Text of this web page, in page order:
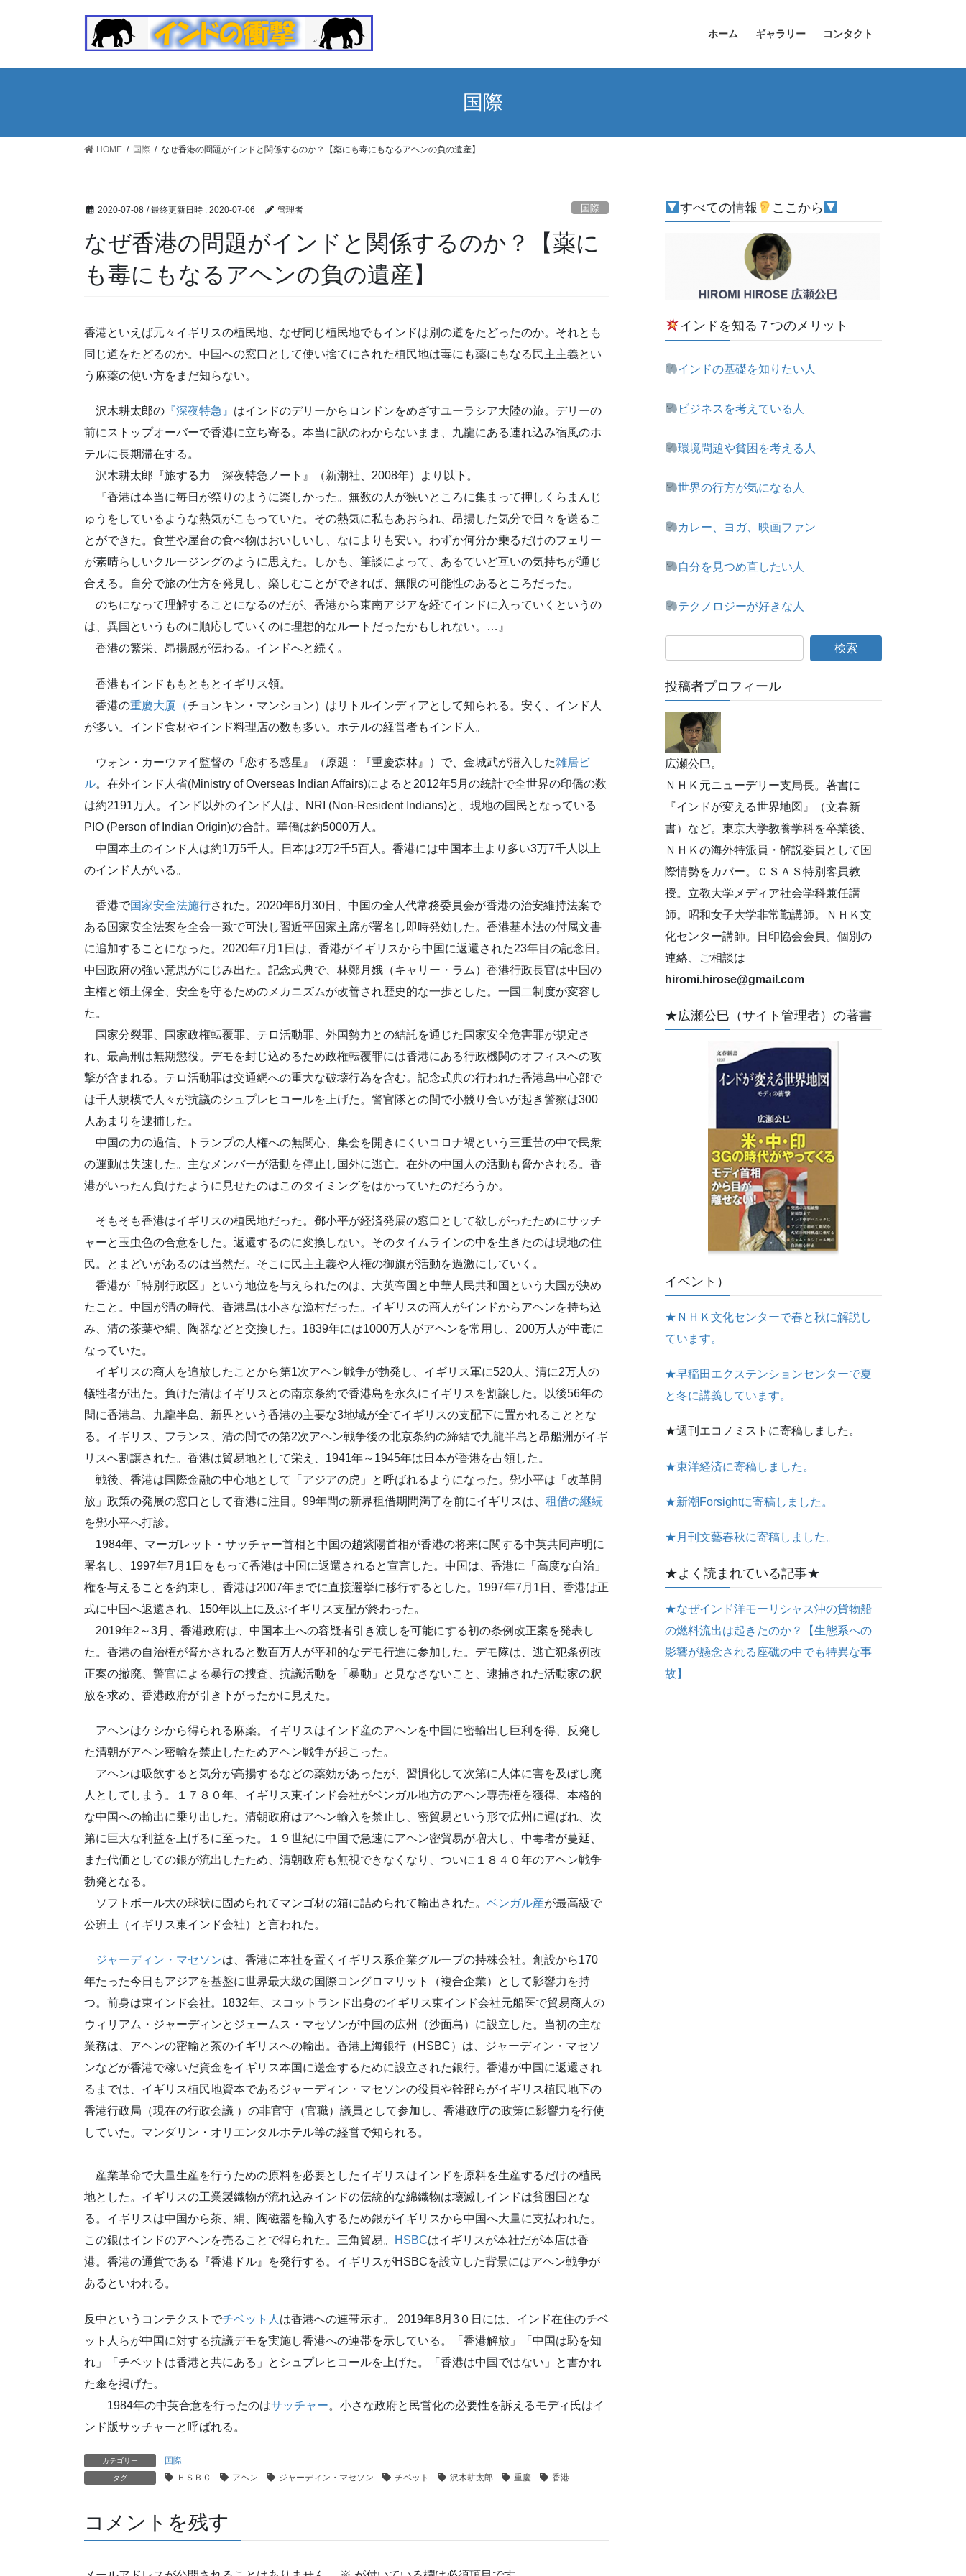
ホーム ギャラリー コンタクト
国際
HOME 国際 なぜ香港の問題がインドと関係するのか？【薬にも毒にもなるアヘンの負の遺産】
2020-07-08 / 最終更新日時 : 2020-07-06 管理者 国際
なぜ香港の問題がインドと関係するのか？【薬に
も毒にもなるアヘンの負の遺産】
香港といえば元々イギリスの植民地、なぜ同じ植民地でもインドは別の道をたどったのか。それとも
同じ道をたどるのか。中国への窓口として使い捨てにされた植民地は毒にも薬にもなる民主主義とい
う麻薬の使い方をまだ知らない。
沢木耕太郎の 『深夜特急』 はインドのデリーからロンドンをめざすユーラシア大陸の旅。デリーの
前にストップオーバーで香港に立ち寄る。本当に訳のわからないまま、九龍にある連れ込み宿風のホ
テルに長期滞在する。
沢木耕太郎『旅する力 深夜特急ノート』（新潮社、2008年）より以下。
『香港は本当に毎日が祭りのように楽しかった。無数の人が狭いところに集まって押しくらまんじ
ゅうをしているような熱気がこもっていた。その熱気に私もあおられ、昂揚した気分で日々を送るこ
とができた。食堂や屋台の食べ物はおいしいし、なによりも安い。わずか何分か乗るだけのフェリー
が素晴らしいクルージングのように思えた。しかも、筆談によって、あるていど互いの気持ちが通じ
合える。自分で旅の仕方を発見し、楽しむことができれば、無限の可能性のあるところだった。
のちになって理解することになるのだが、香港から東南アジアを経てインドに入っていくというの
は、異国というものに順応していくのに理想的なルートだったかもしれない。…』
香港の繁栄、昂揚感が伝わる。インドへと続く。
香港もインドももともとイギリス領。
香港の重慶大厦（チョンキン・マンション）はリトルインディアとして知られる。安く、インド人
が多い。インド食材やインド料理店の数も多い。ホテルの経営者もインド人。
ウォン・カーウァイ監督の『恋する惑星』（原題：『重慶森林』）で、金城武が潜入した雑居ビ
ル。在外インド人省(Ministry of Overseas Indian Affairs)によると2012年5月の統計で全世界の印僑の数
は約2191万人。インド以外のインド人は、NRI (Non-Resident Indians)と、現地の国民となっている
PIO (Person of Indian Origin)の合計。華僑は約5000万人。
中国本土のインド人は約1万5千人。日本は2万2千5百人。香港には中国本土より多い3万7千人以上
のインド人がいる。
香港で国家安全法施行された。2020年6月30日、中国の全人代常務委員会が香港の治安維持法案で
ある国家安全法案を全会一致で可決し習近平国家主席が署名し即時発効した。香港基本法の付属文書
に追加することになった。2020年7月1日は、香港がイギリスから中国に返還された23年目の記念日。
中国政府の強い意思がにじみ出た。記念式典で、林鄭月娥（キャリー・ラム）香港行政長官は中国の
主権と領土保全、安全を守るためのメカニズムが改善され歴史的な一歩とした。一国二制度が変容し
た。
国家分裂罪、国家政権転覆罪、テロ活動罪、外国勢力との結託を通じた国家安全危害罪が規定さ
れ、最高刑は無期懲役。デモを封じ込めるため政権転覆罪には香港にある行政機関のオフィスへの攻
撃が含まれる。テロ活動罪は交通網への重大な破壊行為を含む。記念式典の行われた香港島中心部で
は千人規模で人々が抗議のシュプレヒコールを上げた。警官隊との間で小競り合いが起き警察は300
人あまりを逮捕した。
中国の力の過信、トランプの人権への無関心、集会を開きにくいコロナ禍という三重苦の中で民衆
の運動は失速した。主なメンバーが活動を停止し国外に逃亡。在外の中国人の活動も脅かされる。香
港がいったん負けたように見せたのはこのタイミングをはかっていたのだろうか。
そもそも香港はイギリスの植民地だった。鄧小平が経済発展の窓口として欲しがったためにサッチ
ャーと玉虫色の合意をした。返還するのに変換しない。そのタイムラインの中を生きたのは現地の住
民。とまどいがあるのは当然だ。そこに民主主義や人権の御旗が活動を過激にしていく。
香港が「特別行政区」という地位を与えられたのは、大英帝国と中華人民共和国という大国が決め
たこと。中国が清の時代、香港島は小さな漁村だった。イギリスの商人がインドからアヘンを持ち込
み、清の茶葉や絹、陶器などと交換した。1839年には1000万人がアヘンを常用し、200万人が中毒に
なっていた。
イギリスの商人を追放したことから第1次アヘン戦争が勃発し、イギリス軍に520人、清に2万人の
犠牲者が出た。負けた清はイギリスとの南京条約で香港島を永久にイギリスを割譲した。以後56年の
間に香港島、九龍半島、新界という香港の主要な3地域が全てイギリスの支配下に置かれることとな
る。イギリス、フランス、清の間での第2次アヘン戦争後の北京条約の締結で九龍半島と昂船洲がイギ
リスへ割譲された。香港は貿易地として栄え、1941年～1945年は日本が香港を占領した。
戦後、香港は国際金融の中心地として「アジアの虎」と呼ばれるようになった。鄧小平は「改革開
放」政策の発展の窓口として香港に注目。99年間の新界租借期間満了を前にイギリスは、 租借の継続
を鄧小平へ打診。
1984年、マーガレット・サッチャー首相と中国の趙紫陽首相が香港の将来に関する中英共同声明に
署名し、1997年7月1日をもって香港は中国に返還されると宣言した。中国は、香港に「高度な自治」
権を与えることを約束し、香港は2007年までに直接選挙に移行するとした。1997年7月1日、香港は正
式に中国へ返還され、150年以上に及ぶイギリス支配が終わった。
2019年2～3月、香港政府は、中国本土への容疑者引き渡しを可能にする初の条例改正案を発表し
た。香港の自治権が脅かされると数百万人が平和的なデモ行進に参加した。デモ隊は、逃亡犯条例改
正案の撤廃、警官による暴行の捜査、抗議活動を「暴動」と見なさないこと、逮捕された活動家の釈
放を求め、香港政府が引き下がったかに見えた。
アヘンはケシから得られる麻薬。イギリスはインド産のアヘンを中国に密輸出し巨利を得、反発し
た清朝がアヘン密輸を禁止したためアヘン戦争が起こった。
アヘンは吸飲すると気分が高揚するなどの薬効があったが、習慣化して次第に人体に害を及ぼし廃
人としてしまう。１７８０年、イギリス東インド会社がベンガル地方のアヘン専売権を獲得、本格的
な中国への輸出に乗り出した。清朝政府はアヘン輸入を禁止し、密貿易という形で広州に運ばれ、次
第に巨大な利益を上げるに至った。１９世紀に中国で急速にアヘン密貿易が増大し、中毒者が蔓延、
また代価としての銀が流出したため、清朝政府も無視できなくなり、ついに１８４０年のアヘン戦争
勃発となる。
ソフトボール大の球状に固められてマンゴ材の箱に詰められて輸出された。 ベンガル産が最高級で
公班土（イギリス東インド会社）と言われた。
ジャーディン・マセソンは、香港に本社を置くイギリス系企業グループの持株会社。創設から170
年たった今日もアジアを基盤に世界最大級の国際コングロマリット（複合企業）として影響力を持
つ。前身は東インド会社。1832年、スコットランド出身のイギリス東インド会社元船医で貿易商人の
ウィリアム・ジャーディンとジェームス・マセソンが中国の広州（沙面島）に設立した。当初の主な
業務は、アヘンの密輸と茶のイギリスへの輸出。香港上海銀行（HSBC）は、ジャーディン・マセソ
ンなどが香港で稼いだ資金をイギリス本国に送金するために設立された銀行。香港が中国に返還され
るまでは、イギリス植民地資本であるジャーディン・マセソンの役員や幹部らがイギリス植民地下の
香港行政局（現在の行政会議 ）の非官守（官職）議員として参加し、香港政庁の政策に影響力を行使
していた。マンダリン・オリエンタルホテル等の経営で知られる。
産業革命で大量生産を行うための原料を必要としたイギリスはインドを原料を生産するだけの植民
地とした。イギリスの工業製織物が流れ込みインドの伝統的な綿織物は壊滅しインドは貧困国とな
る。イギリスは中国から茶、絹、陶磁器を輸入するため銀がイギリスから中国へ大量に支払われた。
この銀はインドのアヘンを売ることで得られた。三角貿易。
HSBCはイギリスが本社だが本店は香
港。香港の通貨である『香港ドル』を発行する。イギリスがHSBCを設立した背景にはアヘン戦争が
あるといわれる。
反中というコンテクストでチベット人 は香港への連帯示す。 2019年8月3０日には、インド在住のチベ
ット人らが中国に対する抗議デモを実施し香港への連帯を示している。「香港解放」「中国は恥を知
れ」「チベットは香港と共にある」とシュプレヒコールを上げた。「香港は中国ではない」と書かれ
た傘を掲げた。
1984年の中英合意を行ったのはサッチャー。小さな政府と民営化の必要性を訴えるモディ氏はイ
ンド版サッチャーと呼ばれる。
カテゴリー 国際
タグ ＨＳＢＣ アヘン ジャーディン・マセソン チベット 沢木耕太郎 重慶 香港
コメントを残す
すべての情報 ここから
インドを知る７つのメリット
インドの基礎を知りたい人
ビジネスを考えている人
環境問題や貧困を考える人
世界の行方が気になる人
カレー、ヨガ、映画ファン
自分を見つめ直したい人
テクノロジーが好きな人
投稿者プロフィール
広瀬公巳。
ＮＨＫ元ニューデリー支局長。著書に
『インドが変える世界地図』（文春新
書）など。東京大学教養学科を卒業後、
ＮＨＫの海外特派員・解説委員として国
際情勢をカバー。ＣＳＡＳ特別客員教
授。立教大学メディア社会学科兼任講
師。昭和女子大学非常勤講師。ＮＨＫ文
化センター講師。日印協会会員。個別の
連絡、ご相談は
hiromi.hirose@gmail.com
★広瀬公巳（サイト管理者）の著書
イベント）
★ＮＨＫ文化センターで春と秋に解説し
ています。
★早稲田エクステンションセンターで夏
と冬に講義しています。
★週刊エコノミストに寄稿しました。
★東洋経済に寄稿しました。
★新潮Forsightに寄稿しました。
★月刊文藝春秋に寄稿しました。
★よく読まれている記事★
★なぜインド洋モーリシャス沖の貨物船
の燃料流出は起きたのか？【生態系への
影響が懸念される座礁の中でも特異な事
故】